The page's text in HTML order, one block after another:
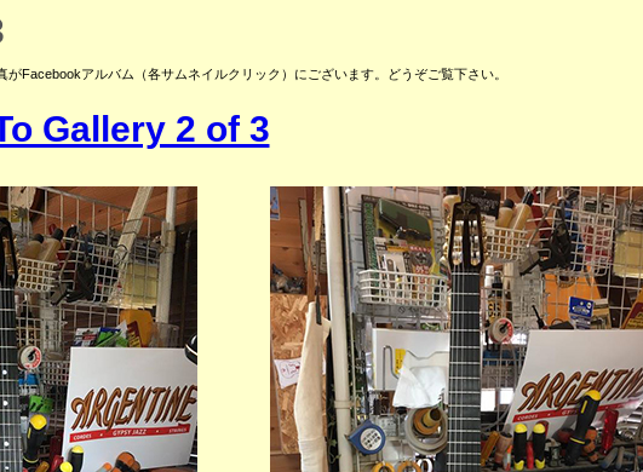
Facebookアルバム（各サムネイルクリック）にございます。どうぞご覧下さい。
Gallery 2 of 3